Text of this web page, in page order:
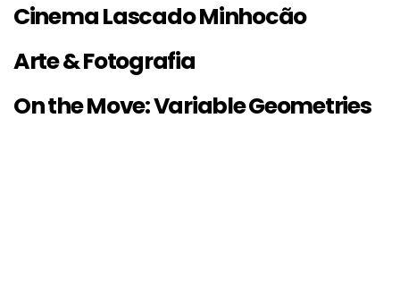
Cinema Lascado Minhocão
Arte & Fotografia
On the Move: Variable Geometries